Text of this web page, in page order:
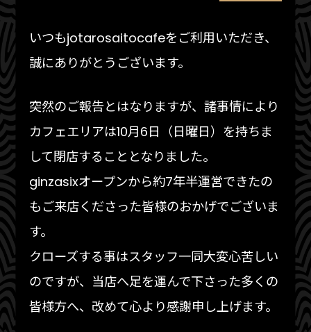
いつもjotarosaitocafeをご利用いただき、
誠にありがとうございます。
突然のご報告とはなりますが、諸事情により
カフェエリアは10月6日（日曜日）を持ちま
して閉店することとなりました。
ginzasixオープンから約7年半運営できたの
もご来店くださった皆様のおかげでございま
す。
クローズする事はスタッフ一同大変心苦しい
のですが、当店へ足を運んで下さった多くの
皆様方へ、改めて心より感謝申し上げます。